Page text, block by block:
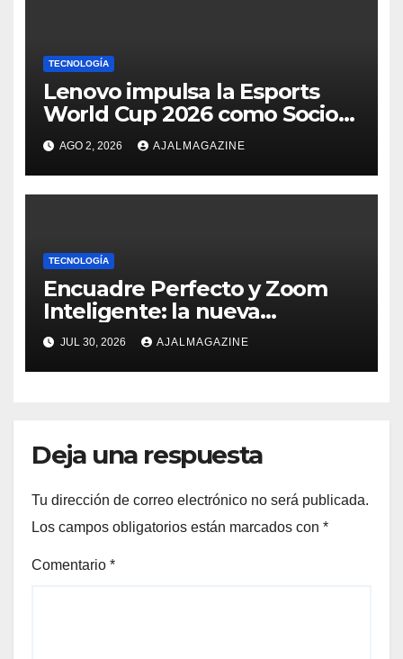
TECNOLOGÍA
Lenovo impulsa la Esports
World Cup 2026 como Socio
Fundador
AGO 2, 2026 AJALMAGAZINE
TECNOLOGÍA
Encuadre Perfecto y Zoom
Inteligente: la nueva
generación de fotografía
móvil
JUL 30, 2026 AJALMAGAZINE
Deja una respuesta
Tu dirección de correo electrónico no será publicada.
Los campos obligatorios están marcados con *
Comentario *